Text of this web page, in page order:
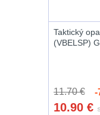
Taktický
(VBELSP)
11.70 €-
10.90 €